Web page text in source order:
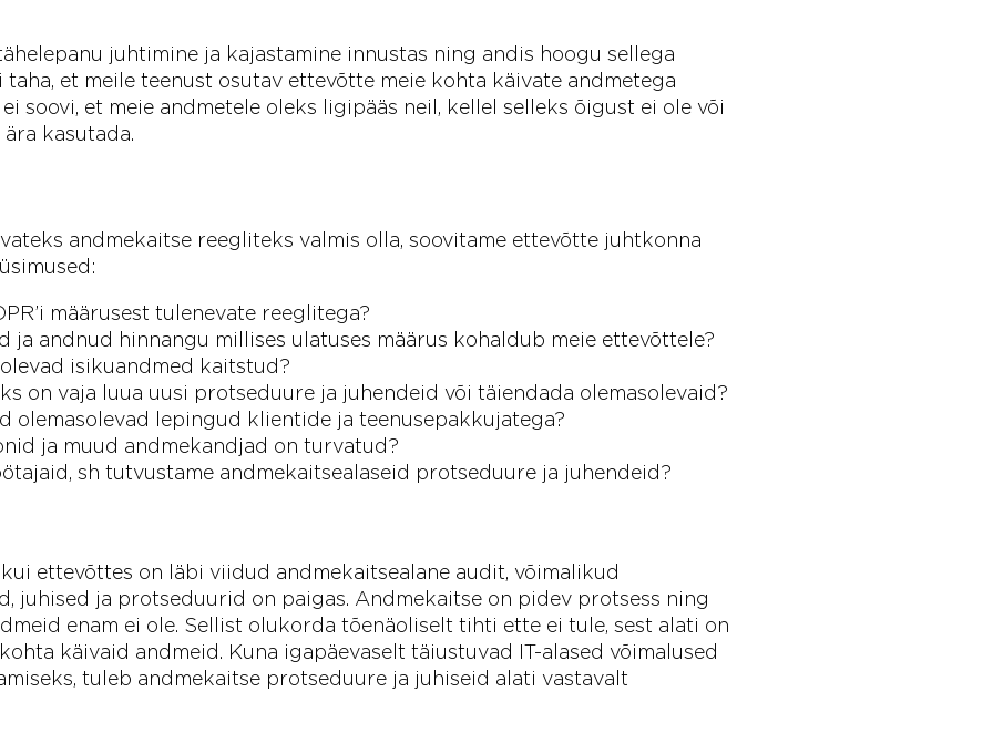
juhtimine ja kajastamine innustas ning andis hoogu sellega
taha, et meile teenust osutav ettevõtte meie kohta käivate andmetega
soovi, et meie andmetele oleks ligipääs neil, kellel selleks õigust ei ole või
kasutada.
andmekaitse reegliteks valmis olla, soovitame ettevõtte juhtkonna
määrusest tulenevate reeglitega?
ja andnud hinnangu millises ulatuses määrus kohaldub meie ettevõttele?
isikuandmed kaitstud?
on vaja luua uusi protseduure ja juhendeid või täiendada olemasolevaid?
olemasolevad lepingud klientide ja teenusepakkujatega?
ja muud andmekandjad on turvatud?
sh tutvustame andmekaitsealaseid protseduure ja juhendeid?
ettevõttes on läbi viidud andmekaitsealane audit, võimalikud
juhised ja protseduurid on paigas. Andmekaitse on pidev protsess ning
enam ei ole. Sellist olukorda tõenäoliselt tihti ette ei tule, sest alati on
käivaid andmeid. Kuna igapäevaselt täiustuvad IT-alased võimalused
tuleb andmekaitse protseduure ja juhiseid alati vastavalt